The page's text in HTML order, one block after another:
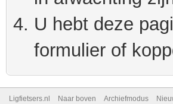
U hebt deze
formulier of
Ligfietsers.nl Naar boven Archiefmodus